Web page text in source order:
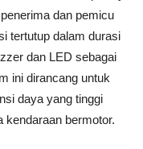
dan pemicu
tertutup dalam durasi
dan LED sebagai
ini dirancang untuk
daya yang tinggi
kendaraan bermotor.